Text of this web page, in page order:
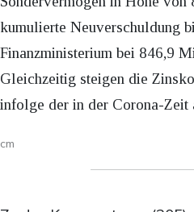
kumulierte Neuverschuldung
Finanzministerium bei 846,9
Gleichzeitig steigen die
infolge der in der Corona-Zeit
cm